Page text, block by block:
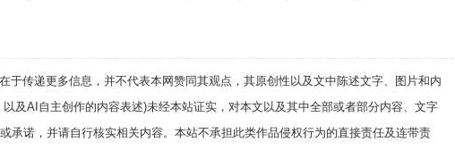
于传递更多信息，并不代表本网赞同其观点，其原创性以及文中陈述文字、图片和内
及AI自主创作的内容表述)未经本站证实，对本文以及其中全部或者部分内容、文字
承诺，并请自行核实相关内容。本站不承担此类作品侵权行为的直接责任及连带责